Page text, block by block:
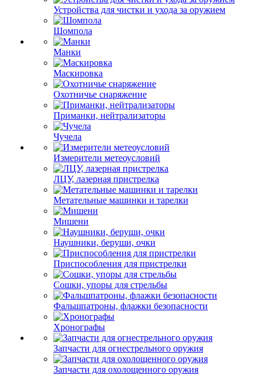
Устройства для чистки и ухода за оружием
Шомпола
Манки
Маскировка
Охотничье снаряжение
Приманки, нейтрализаторы
Чучела
Измерители метеоусловий
ЛЦУ, лазерная пристрелка
Метательные машинки и тарелки
Мишени
Наушники, беруши, очки
Приспособления для пристрелки
Сошки, упоры для стрельбы
Фальшпатроны, флажки безопасности
Хронографы
Запчасти для огнестрельного оружия
Запчасти для охолощенного оружия